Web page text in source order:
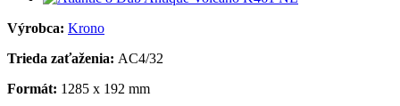
Výrobca: Krono
Trieda zaťaženia: AC4/32
Formát: 1285 x 192 mm